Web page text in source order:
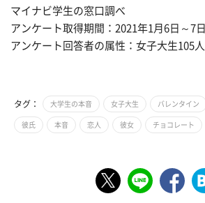
マイナビ学生の窓口調べ
アンケート取得期間：2021年1月6日～7日
アンケート回答者の属性：女子大生105人
タグ： 大学生の本音 女子大生 バレンタイン
彼氏 本音 恋人 彼女 チョコレート